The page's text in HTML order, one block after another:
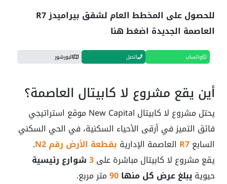
للحصول على المخطط العام لشقق بيراميدز R7
العاصمة الجديدة اضغط هنا
واتساب اتصل البورشور
أين يقع مشروع لا كابيتال العاصمة؟
يحتل مشروع لا كابيتال New Capital موقع استراتيجي
فائق التميز في أرقى الأحياء السكنية، في الحي السكني
السابعR7 العاصمة الإدارية بقطعة الأرض رقم N2
.
يقع مشروع لا كابيتال مباشرة على3شوارع رئيسية
حيويةيبلغ عرض كل منها90متر مربع.